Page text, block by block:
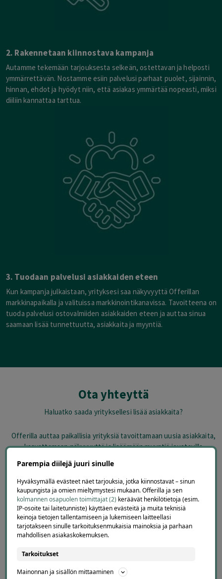
2. Rakennetaan kiinnostava kampanja
Autamme tekemään tarjouksesta selkeän, ostettavan ja helposti
ymmärrettävän. Nostamme esiin palvelusi parhaat puolet, sijainnin,
hinnan, ehdot ja hyödyt niin, että asiakas ymmärtää nopeasti, miksi
diiliin kannattaa tarttua.
3. Tuodaan palvelusi asiakkaiden eteen
Kun kampanja julkaistaan, yrityksesi saa näkyvyyttä Offerillan
markkinapaikalla ja valituissa markkinointikanavissa. Tavoitteena on
tuoda palvelusi ostovalmiiden asiakkaiden eteen ja auttaa sinua
saamaan lisää tunnettuutta, asiakkaita ja myyntiä.
Ota yhteyttä
Haluatko saada yrityksellesi lisää asiakkaita?
Offerilla auttaa paikallisia yrityksiä tavoittamaan uusia asiakkaita,
kasvattamaan näkyvyyttä ja lisäämään myyntiä joustavilla
kampanja voisi toimia juuri sinun yrityksellesi.
Parempia diilejä juuri sinulle
Hyväksymällä evästeet näet tarjouksia, jotka kiinnostavat – sinun
kaupungista ja omien mieltymystesi mukaan. Offerilla ja sen
kolmannen osapuolen toimittajat (2) keräävät henkilötietoja (esim.
IP-osoite tai laitetunniste) käyttäen evästeitä ja muita teknisiä
keinoja tietojen tallentamiseen ja lukemiseen laitteellasi
tarjotakseen sinulle tarkoituksenmukaisia mainoksia ja parhaan
mahdollisen asiakaskokemuksen.
Tarkoitukset
Mainonnan ja sisällön mittaaminen